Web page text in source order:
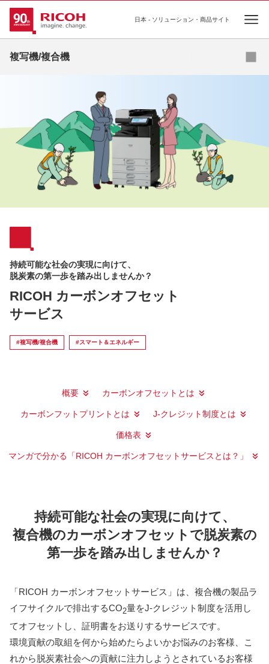
日本 - ソリューション・商品サイト
複写機/複合機
デジタルモノクロ複合機
デジタル広幅複合機
再生機（サーキュラーエコノミー機）
持続可能な社会の実現に向けて、
脱炭素の第一歩を踏み出しませんか？
RICOH カーボンオフセット
サービス
#複写機/複合機 #スマート＆エネルギー
概要 カーボンオフセットとは
カーボンフットプリントとは J-クレジット制度とは
価格表
マンガで分かる「RICOH カーボンオフセットサービスとは？」
持続可能な社会の実現に向けて、
複合機のカーボンオフセットで脱炭素の
第一歩を踏み出しませんか？
「RICOH カーボンオフセットサービス」は、複合機の製品ラ
イフサイクルで排出するCO2量をJ-クレジット制度を活用し
てオフセットし、証明書をお送りするサービスです。
環境貢献の取組を何から始めたらよいかお悩みのお客様、こ
れから脱炭素社会への貢献に注力しようとされているお客様